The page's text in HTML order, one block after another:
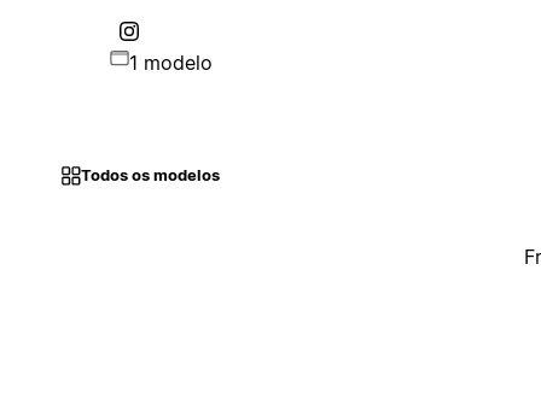
1 modelo
Todos os modelos